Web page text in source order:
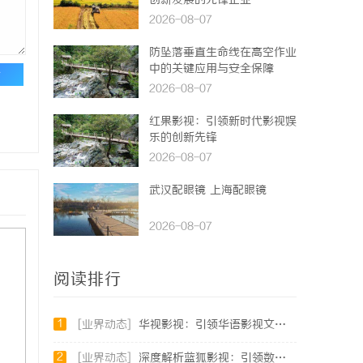
2026-08-07
防坠落垂直生命线在高空作业
中的关键应用与安全保障
2026-08-07
红果影视：引领新时代影视娱
乐的创新先锋
2026-08-07
武汉配眼镜 上海配眼镜
2026-08-07
阅读排行
1 [业界动态] 华视影视：引领华语影视文化创新与传播的新力量
2 [业界动态] 深度解析蓝狐影视：引领数字娱乐新时代的先锋力量